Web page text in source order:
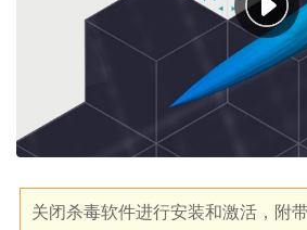
关闭杀毒软件进行安装和激活，附